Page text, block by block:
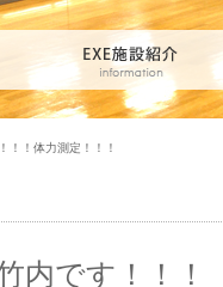
！！！体力測定！！！
内です！！！